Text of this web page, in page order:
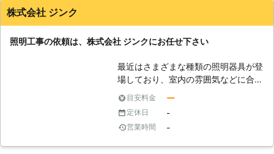
照明工事は資格が必要！電気工事士に
手軽に照明器具の取り付けや取り外し
ができるものが天井に設置されていれ
ば、ご自分で照明を交換することが可
能です。しかしシーリングの形が交換
したい照明と異なっていたり、電源直
るものであったりすると、天井の照明
株式会社 ジンク
照明工事の依頼は、株式会社 ジンクにお任せ下さい
最近はさまざまな種類の照明器具が登
場しており、室内の雰囲気などに合わ
せて照明を自由に変更することができ
るようになりました。しかし専門的な
知識を持たない人が自力で照明工事を
行うのは、かなり大変です。場合によ
目安料金 ー
定休日 -
営業時間 -